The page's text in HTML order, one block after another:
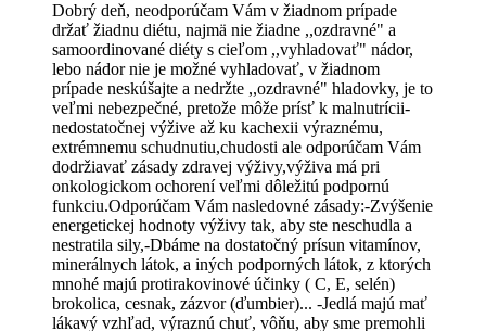
Dobrý deň, neodporúčam Vám v žiadnom prípade
držať žiadnu diétu, najmä nie žiadne ,,ozdravné" a
samoordinované diéty s cieľom ,,vyhladovať" nádor,
lebo nádor nie je možné vyhladovať, v žiadnom
prípade neskúšajte a nedržte ,,ozdravné" hladovky, je to
veľmi nebezpečné, pretože môže prísť k malnutrícii-
nedostatočnej výžive až ku kachexii výraznému,
extrémnemu schudnutiu,chudosti ale odporúčam Vám
dodržiavať zásady zdravej výživy,výživa má pri
onkologickom ochorení veľmi dôležitú podpornú
funkciu.Odporúčam Vám nasledovné zásady:-Zvýšenie
energetickej hodnoty výživy tak, aby ste neschudla a
nestratila sily,-Dbáme na dostatočný prísun vitamínov,
minerálnych látok, a iných podporných látok, z ktorých
mnohé majú protirakovinové účinky ( C, E, selén)
brokolica, cesnak, zázvor (ďumbier)... -Jedlá majú mať
lákavý vzhľad, výraznú chuť, vôňu, aby sme premohli